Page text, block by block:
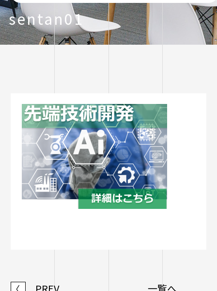
sentan01
〈